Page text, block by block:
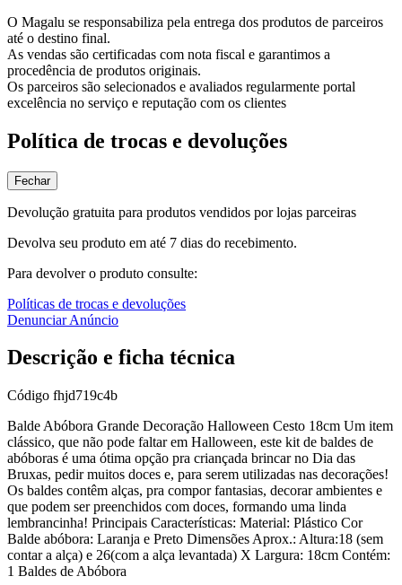
O Magalu se responsabiliza pela entrega dos produtos de parceiros
até o destino final.
As vendas são certificadas com nota fiscal e garantimos a
procedência de produtos originais.
Os parceiros são selecionados e avaliados regularmente portal
excelência no serviço e reputação com os clientes
Política de trocas e devoluções
Fechar
Devolução gratuita para produtos vendidos por lojas parceiras
Devolva seu produto em até 7 dias do recebimento.
Para devolver o produto consulte:
Políticas de trocas e devoluções
Denunciar Anúncio
Descrição e ficha técnica
Código fhjd719c4b
Balde Abóbora Grande Decoração Halloween Cesto 18cm Um item
clássico, que não pode faltar em Halloween, este kit de baldes de
abóboras é uma ótima opção pra criançada brincar no Dia das
Bruxas, pedir muitos doces e, para serem utilizadas nas decorações!
Os baldes contêm alças, pra compor fantasias, decorar ambientes e
que podem ser preenchidos com doces, formando uma linda
lembrancinha! Principais Características: Material: Plástico Cor
Balde abóbora: Laranja e Preto Dimensões Aprox.: Altura:18 (sem
contar a alça) e 26(com a alça levantada) X Largura: 18cm Contém:
1 Baldes de Abóbora